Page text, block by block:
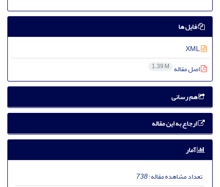
فایل ها
اصل مقاله 1.39 M
هم رسانی
ارجاع به این مقاله
آمار
تعداد مشاهده مقاله:738